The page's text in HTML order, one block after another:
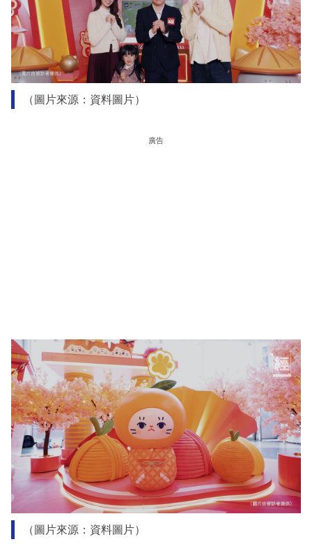
（圖片來源：資料圖片）
廣告
（圖片來源：資料圖片）